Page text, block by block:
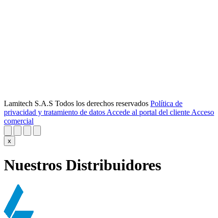
Lamitech S.A.S Todos los derechos reservados Política de
privacidad y tratamiento de datos Accede al portal del cliente Acceso
comercial
x
Nuestros Distribuidores